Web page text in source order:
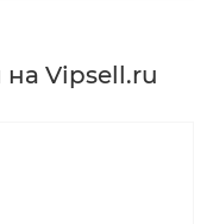
Vipsell.ru